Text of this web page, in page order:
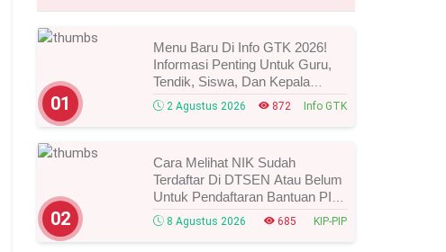
01
Menu Baru Di Info GTK 2026!
Informasi Penting Untuk Guru,
Tendik, Siswa, Dan Kepala
Sekolah, Segera Cek Ini Batas
Waktunya!
2 Agustus 2026 872 Info GTK
02
Cara Melihat NIK Sudah
Terdaftar Di DTSEN Atau Belum
Untuk Pendaftaran Bantuan PIP
Tahun 2026/2027, Ini Cara Cek
Dan Syarat Perubahan Desil!
8 Agustus 2026 685 KIP-PIP